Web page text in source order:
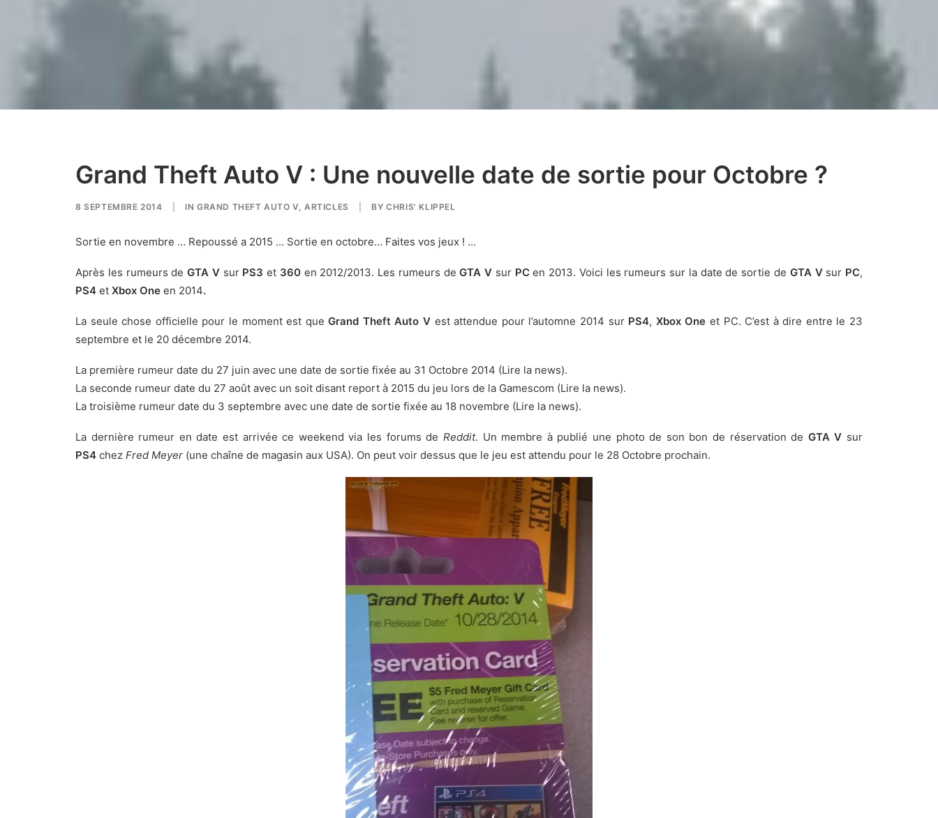
Grand Theft Auto V : Une nouvelle date de sortie pour Octobre ?
8 SEPTEMBRE 2014 INGRAND THEFT AUTO V,ARTICLES BYCHRIS' KLIPPEL
Sortie en novembre … Repoussé a 2015 … Sortie en octobre… Faites vos jeux ! …
Après les rumeurs deGTA Vsur PS3 et 360en 2012/2013. Les rumeurs deGTA V sur PCen 2013. Voici les rumeurs sur la date de sortie de GTA Vsur PC,
PS4 et Xbox One en 2014.
La seule chose officielle pour le moment est queGrand Theft Auto V est attendue pour l’automne 2014 sur PS4, Xbox One et PC. C’est à dire entre le 23
septembre et le 20 décembre 2014.
La première rumeur date du 27 juin avec une date de sortie fixée au 31 Octobre 2014 (Lire la news).
La seconde rumeur date du 27 août avec un soit disant report à 2015 du jeu lors de la Gamescom (Lire la news).
La troisième rumeur date du 3 septembre avec une date de sortie fixée au 18 novembre (Lire la news).
La dernière rumeur en date est arrivée ce weekend via les forums de Reddit. Un membre à publié une photo de son bon de réservation de GTA V sur
PS4 chez Fred Meyer (une chaîne de magasin aux USA). On peut voir dessus que le jeu est attendu pour le 28 Octobre prochain.